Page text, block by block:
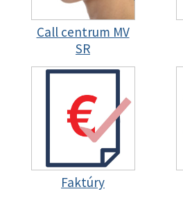
Call centrum MV
SR
Faktúry